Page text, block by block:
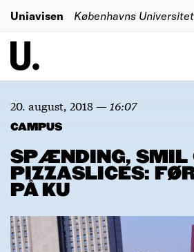
Uniavisen Københavns Universitet
20. august, 2018— 16:07
CAMPUS
SPÆNDING, SMIL
PIZZASLICES:
PÅ KU